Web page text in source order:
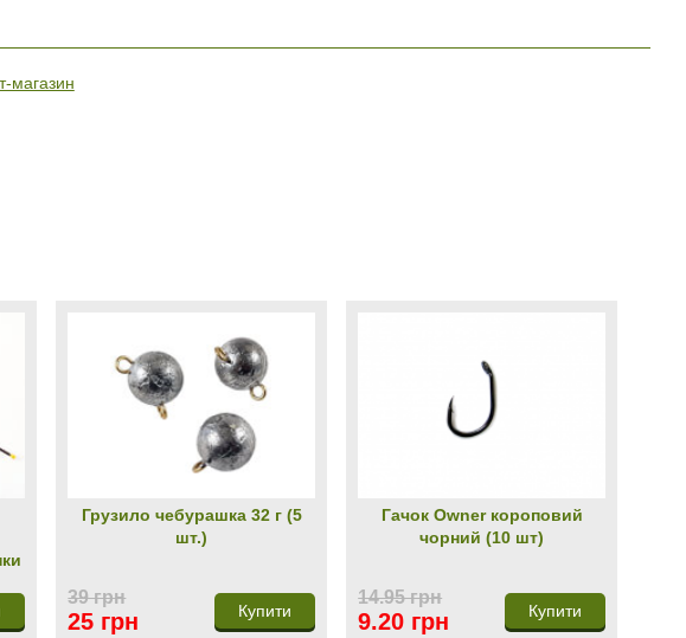
магазин
Грузило чебурашка 32 г (5
шт.)
39 грн
25 грн Купити
Гачок Owner короповий
чорний (10 шт)
14.95 грн
9.20 грн Купити